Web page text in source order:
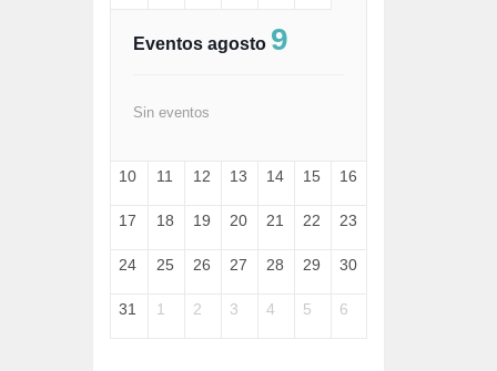
FELICIDAD (1)
FRANCISCO (5)
HUGO ZÁRATE (30)
I A (2)
INDEPENDENCIA (15)
INTELIGENCIA ARTIFICIAL (1)
Eventos agosto 9
Sin eventos
10 11 12 13 14 15 16
17 18 19 20 21 22 23
24 25 26 27 28 29 30
31 1 2 3 4 5 6